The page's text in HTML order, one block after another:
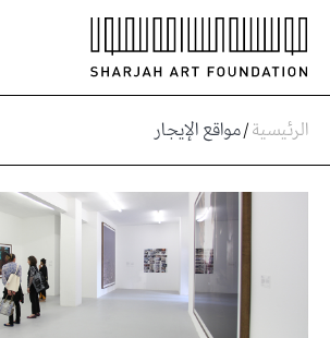
الرئيسية/مواقع الإيجار